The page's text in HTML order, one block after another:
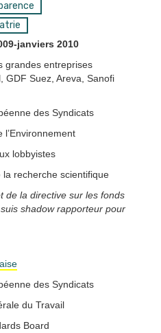
janviers 2010
grandes entreprises
GDF Suez, Areva, Sanofi
des Syndicats
l’Environnement
lobbyistes
recherche scientifique
de la directive sur les fonds
shadow rapporteur pour
des Syndicats
du Travail
Board